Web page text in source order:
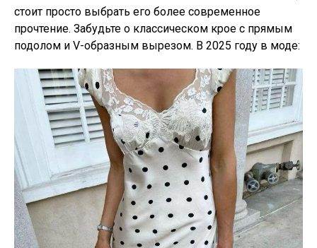
стоит просто выбрать его более современное
прочтение. Забудьте о классическом крое с прямым
подолом и V-образным вырезом. В 2025 году в моде: